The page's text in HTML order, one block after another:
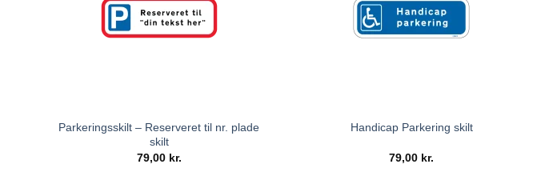
Parkeringsskilt – Reserveret til nr. plade
skilt
79,00 kr.
Handicap Parkering skilt
79,00 kr.